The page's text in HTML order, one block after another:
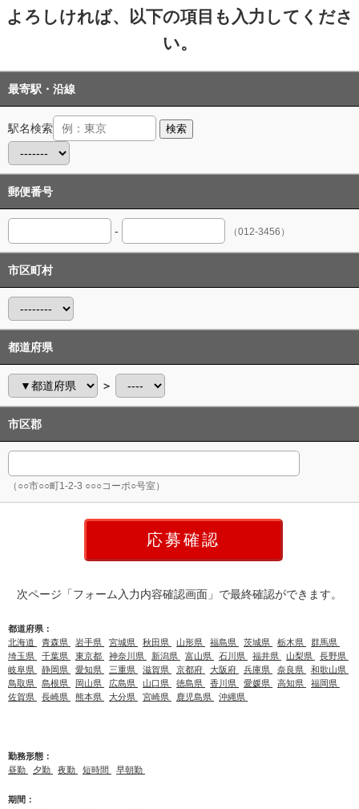
よろしければ、以下の項目も入力してくださ
い。
最寄駅・沿線
駅名検索 検索
郵便番号
- （012-3456）
市区町村
都道府県
＞
市区郡
（○○市○○町1-2-3 ○○○コーポ○号室）
次ページ「フォーム入力内容確認画面」で最終確認ができます。
都道府県：
北海道
青森県 岩手県 宮城県 秋田県 山形県 福島県 茨城県 栃木県
群馬県
埼玉県
千葉県 東京都 神奈川県 新潟県 富山県 石川県 福井県 山梨県
長野県
岐阜県
静岡県 愛知県 三重県 滋賀県 京都府 大阪府 兵庫県 奈良県
和歌山県
鳥取県
島根県 岡山県 広島県 山口県 徳島県 香川県 愛媛県 高知県
福岡県
佐賀県
長崎県 熊本県 大分県 宮崎県 鹿児島県 沖縄県
勤務形態：
昼勤
夕勤 夜勤 短時間 早朝勤
期間：